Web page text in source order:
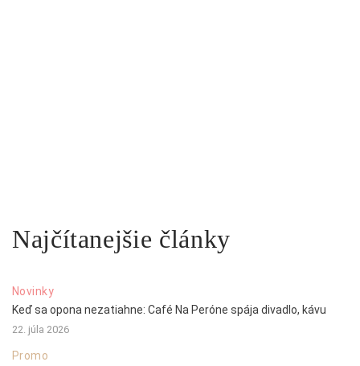
Najčítanejšie články
Novinky
Keď sa opona nezatiahne: Café Na Peróne spája divadlo, kávu
22. júla 2026
Promo